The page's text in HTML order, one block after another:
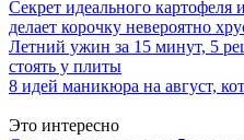
Секрет идеального картофеля
делает корочку невероятно
Летний ужин за 15 минут, 5
стоять у плиты
8 идей маникюра на август,
Это интересно